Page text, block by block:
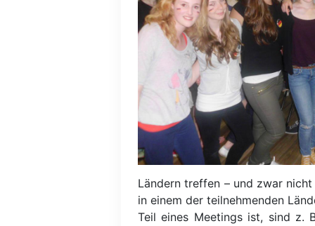
Ländern treffen – und zwar
in einem der teilnehmenden
Teil eines Meetings ist, sind z.